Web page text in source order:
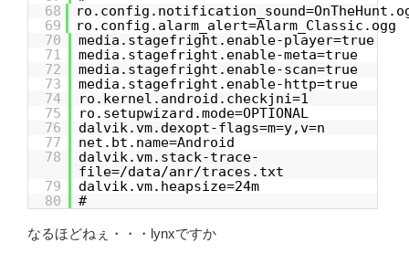
68
69
ro.config.alarm_alert=Alarm_Classic.ogg
70
media.stagefright.enable-player=true
71
media.stagefright.enable-meta=true
72
media.stagefright.enable-scan=true
73
media.stagefright.enable-http=true
74
ro.kernel.android.checkjni=1
75
ro.setupwizard.mode=OPTIONAL
76
dalvik.vm.dexopt-flags=m=y,v=n
77
net.bt.name=Android
78
dalvik.vm.stack-trace-
file=/data/anr/traces.txt
79
dalvik.vm.heapsize=24m
80
#
なるほどねぇ・・・lynxですか